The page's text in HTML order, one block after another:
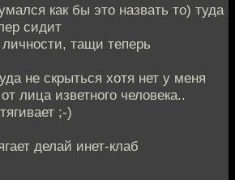
как бы это назвать то) туда
сидит
тащи теперь
не скрыться хотя нет у меня
лица изветного человека..
;-)
делай инет-клаб